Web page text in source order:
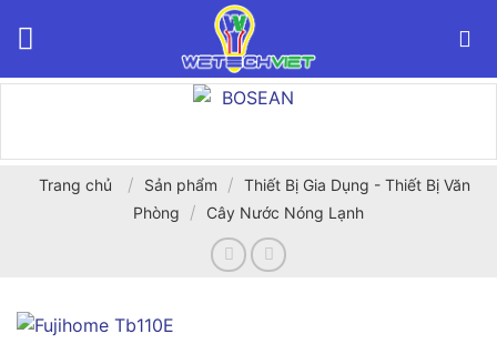
Trang chủ / Sản phẩm / Thiết Bị Gia Dụng - Thiết Bị Văn
Phòng
/ Cây Nước Nóng Lạnh